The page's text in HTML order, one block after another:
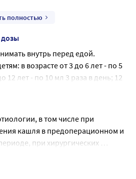
полностью
внутрь перед едой.
в возрасте от 3 до 6 лет - по 5
12 лет - по 10 мл 3 раза в день; 12
следует использовать мерное
более 5 дней после начала
к врачу.
в том числе при
кашля в предоперационном и
при хирургических